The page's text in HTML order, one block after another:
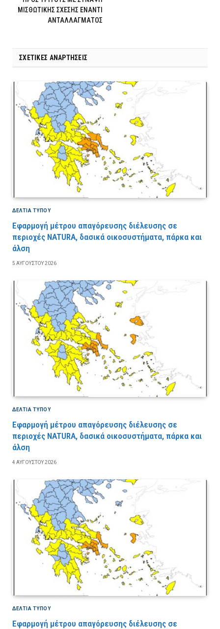
ΜΙΣΘΩΤΙΚΗΣ ΣΧΕΣΗΣ ΕΝΑΝΤΙ
ΑΝΤΑΛΛΑΓΜΑΤΟΣ
ΣΧΕΤΙΚΈΣ ΑΝΑΡΤΉΣΕΙΣ
ΔΕΛΤΙΑ ΤΥΠΟΥ
Εφαρμογή μέτρου απαγόρευσης διέλευσης σε
περιοχές NATURA, δασικά οικοσυστήματα, πάρκα και
άλση
5 ΑΥΓΟΎΣΤΟΥ 2026
ΔΕΛΤΙΑ ΤΥΠΟΥ
Εφαρμογή μέτρου απαγόρευσης διέλευσης σε
περιοχές NATURA, δασικά οικοσυστήματα, πάρκα και
άλση
4 ΑΥΓΟΎΣΤΟΥ 2026
ΔΕΛΤΙΑ ΤΥΠΟΥ
Εφαρμογή μέτρου απαγόρευσης διέλευσης σε